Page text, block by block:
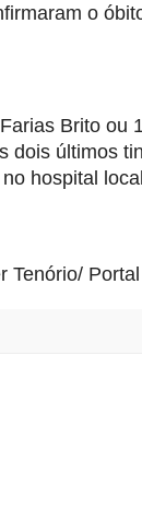
o
Brito ou
dois últimos
hospital
Tenório/